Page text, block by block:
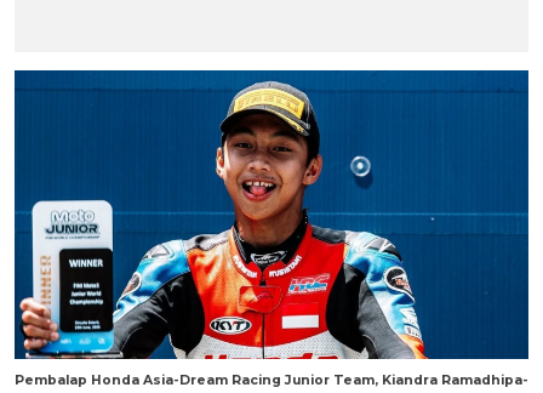
Pembalap Honda Asia-Dream Racing Junior Team, Kiandra Ramadhipa-